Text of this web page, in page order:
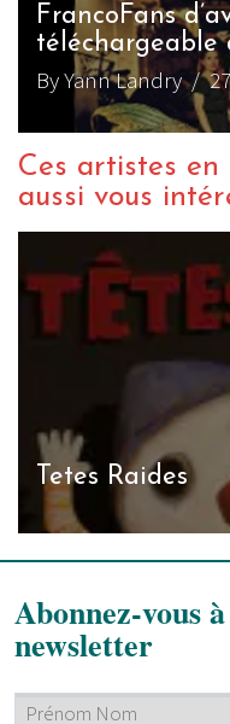
FrancoFans
By Yann Landry/ 27
Ces artistes
aussi vous
Tetes Raides
Abonnez-vous
newsletter